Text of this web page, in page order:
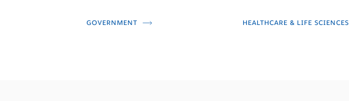
GOVERNMENT HEALTHCARE & LIFE SCIENCES